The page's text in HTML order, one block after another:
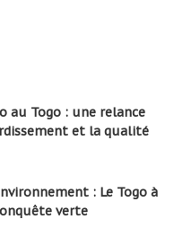
au Togo : une relance
et la qualité
: Le Togo à
verte